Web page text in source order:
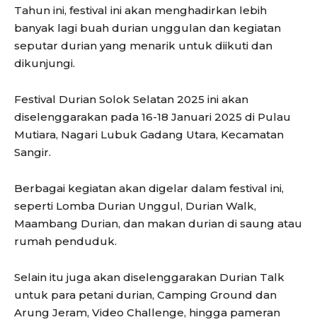
Tahun ini, festival ini akan menghadirkan lebih
banyak lagi buah durian unggulan dan kegiatan
seputar durian yang menarik untuk diikuti dan
dikunjungi.
Festival Durian Solok Selatan 2025 ini akan
diselenggarakan pada 16-18 Januari 2025 di Pulau
Mutiara, Nagari Lubuk Gadang Utara, Kecamatan
Sangir.
Berbagai kegiatan akan digelar dalam festival ini,
seperti Lomba Durian Unggul, Durian Walk,
Maambang Durian, dan makan durian di saung atau
rumah penduduk.
Selain itu juga akan diselenggarakan Durian Talk
untuk para petani durian, Camping Ground dan
Arung Jeram, Video Challenge, hingga pameran